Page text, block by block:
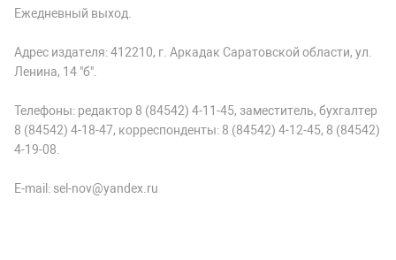
Ежедневный выход.
Адрес издателя: 412210, г. Аркадак Саратовской области, ул.
Ленина, 14 "б".
Телефоны: редактор 8 (84542) 4-11-45, заместитель, бухгалтер
8 (84542) 4-18-47, корреспонденты: 8 (84542) 4-12-45, 8 (84542)
4-19-08.
E-mail: sel-nov@yandex.ru